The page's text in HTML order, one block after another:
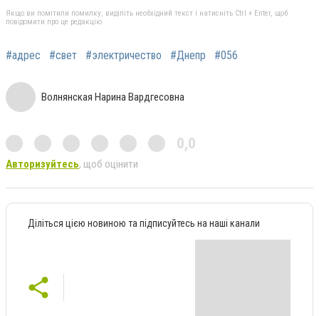
Якщо ви помітили помилку, виділіть необхідний текст і натисніть Ctrl + Enter, щоб
повідомити про це редакцію
#адрес #свет #электричество #Днепр #056
Волнянская Нарина Вардгесовна
0,0
Авторизуйтесь, щоб оцінити
Діліться цією новиною та підписуйтесь на наші канали